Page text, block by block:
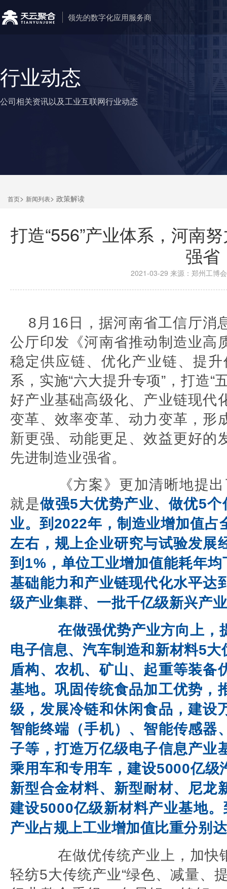
领先的数字化应用服务商
行业动态
公司相关资讯以及工业互联网行业动态
首页> 新闻列表> 政策解读
打造“556”产业体系，河南
强省
2021-03-29 来源：郑州工博
8月16日，据河南省工信厅消
公厅印发《河南省推动制造业高
稳定供应链、优化产业链、提升
系，实施“六大提升专项”，打造“
好产业基础高级化、产业链现代
变革、效率变革、动力变革，形
新更强、动能更足、效益更好的
先进制造业强省。
《方案》更加清晰地提出
就是做强5大优势产业、做优5
业。到2022年，制造业增加值占
左右，规上企业研究与试验发展
到1%，单位工业增加值能耗年
基础能力和产业链现代化水平达
级产业集群、一批千亿级新兴产
在做强优势产业方向上，
电子信息、汽车制造和新材料5大
盾构、农机、矿山、起重等装备
基地。巩固传统食品加工优势，
级，发展冷链和休闲食品，建设
智能终端（手机）、智能传感器
子等，打造万亿级电子信息产业
乘用车和专用车，建设5000亿级
新型合金材料、新型耐材、尼龙
建设5000亿级新材料产业基地
产业占规上工业增加值比重分别
在做优传统产业上，加快
轻纺5大传统产业“绿色、减量、